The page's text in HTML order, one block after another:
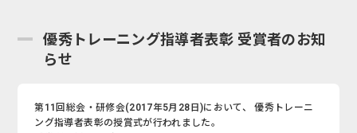
優秀トレーニング指導者表彰 受賞者のお知
らせ
第11回総会・研修会(2017年5月28日)において、 優秀トレーニ
ング指導者表彰の授賞式が行われました。